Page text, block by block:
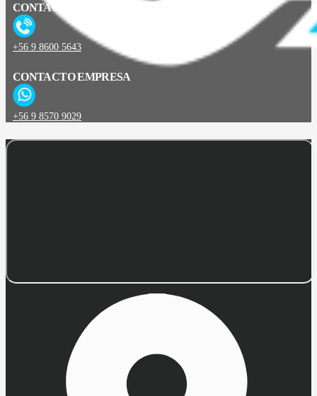
CONTACTO
+56 9 8600 5643
CONTACTO EMPRESA
+56 9 8570 9029